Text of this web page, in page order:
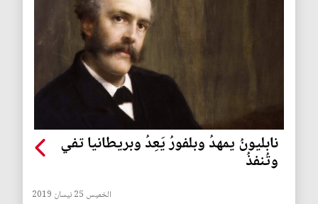
نابليونُ يمهدُ وبلفورُ يَعِدُ وبريطانيا تفي
وتُنفذُ
الخميس 25 نيسان 2019